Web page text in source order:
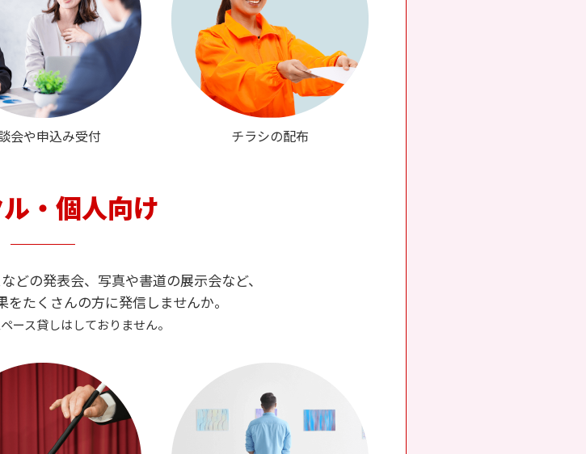
会や申込み受付 チラシの配布
・個人向け
どの発表会、写真や書道の展示会など、
たくさんの方に発信しませんか。
ース貸しはしておりません。